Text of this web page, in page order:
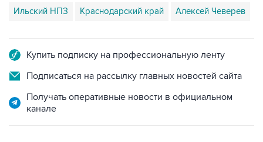
Ильский НПЗ Краснодарский край Алексей Чеверев
Купить подписку на профессиональную ленту
Подписаться на рассылку главных новостей сайта
Получать оперативные новости в официальном
канале